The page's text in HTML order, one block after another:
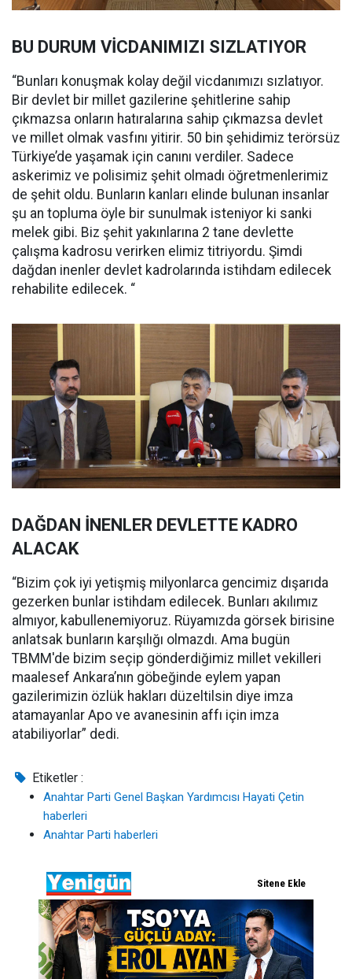
BU DURUM VİCDANIMIZI SIZLATIYOR
“Bunları konuşmak kolay değil vicdanımızı sızlatıyor.
Bir devlet bir millet gazilerine şehitlerine sahip
çıkmazsa onların hatıralarına sahip çıkmazsa devlet
ve millet olmak vasfını yitirir. 50 bin şehidimiz terörsüz
Türkiye’de yaşamak için canını verdiler. Sadece
askerimiz ve polisimiz şehit olmadı öğretmenlerimiz
de şehit oldu. Bunların kanları elinde bulunan insanlar
şu an topluma öyle bir sunulmak isteniyor ki sanki
melek gibi. Biz şehit yakınlarına 2 tane devlette
çalışma kadrosu verirken elimiz titriyordu. Şimdi
dağdan inenler devlet kadrolarında istihdam edilecek
rehabilite edilecek. “
DAĞDAN İNENLER DEVLETTE KADRO
ALACAK
“Bizim çok iyi yetişmiş milyonlarca gencimiz dışarıda
gezerken bunlar istihdam edilecek. Bunları akılımız
almıyor, kabullenemiyoruz. Rüyamızda görsek birisine
anlatsak bunların karşılığı olmazdı. Ama bugün
TBMM'de bizim seçip gönderdiğimiz millet vekilleri
maalesef Ankara’nın göbeğinde eylem yapan
gazilerimizin özlük hakları düzeltilsin diye imza
atamayanlar Apo ve avanesinin affı için imza
atabiliyorlar” dedi.
Etiketler :
Anahtar Parti Genel Başkan Yardımcısı Hayati Çetin
haberleri
Anahtar Parti haberleri